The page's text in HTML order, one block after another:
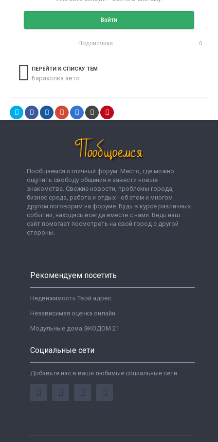
Войти
Подписчики 0
ПЕРЕЙТИ К СПИСКУ ТЕМ
Барахолка авто
Пообщаемся отличный форум. Место, где можно
ощутить свободу общения и завести новые
знакомства. Свежие новости, проблемы города,
бизнес среда, работа и отдых - об этом и многом
другом поговорим на форуме. Будь в курсе различных
событий, находясь всегда вместе с нами. Ведь наш
сайт помогает посмотреть на свой город с другой
стороны.
Рекомендуем посетить
Недвижимость Твой адрес
Независимая оценка онлайн
Модульные дома ЭКОДОМ 21
Социальные сети
Добавьте нас в ваши любимые социальные сети